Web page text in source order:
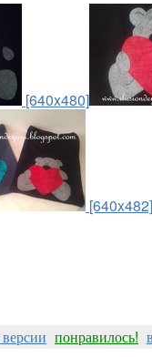
[640x480]
[640x482]
понравилось!